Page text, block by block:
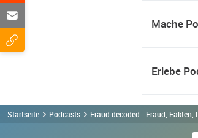
Mache
Erlebe
Startseite Podcasts Fraud decoded - Fraud, Fakten,